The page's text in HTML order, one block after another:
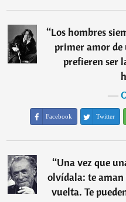
“Los hombres
primer amor de
prefieren ser
―
Facebook Twitter
“Una vez que
olvídala: te aman
vuelta. Te